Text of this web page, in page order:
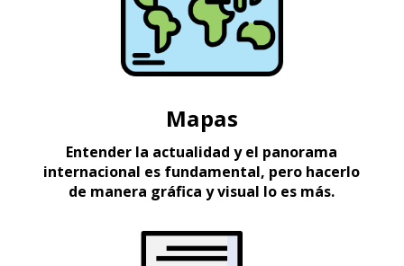
Mapas
Entender la actualidad y el panorama
internacional es fundamental, pero hacerlo
de manera gráfica y visual lo es más.